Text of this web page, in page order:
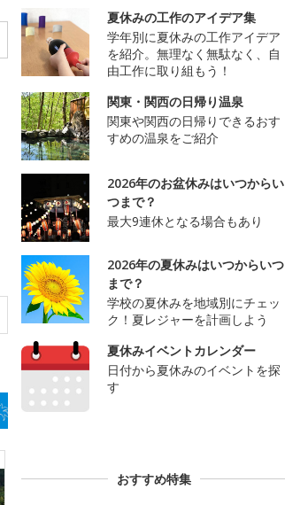
夏休みの工作のアイデア集
学年別に夏休みの工作アイデア
を紹介。無理なく無駄なく、自
由工作に取り組もう！
関東・関西の日帰り温泉
関東や関西の日帰りできるおす
すめの温泉をご紹介
2026年のお盆休みはいつからい
つまで？
最大9連休となる場合もあり
2026年の夏休みはいつからいつ
まで？
学校の夏休みを地域別にチェッ
ク！夏レジャーを計画しよう
夏休みイベントカレンダー
日付から夏休みのイベントを探
す
おすすめ特集